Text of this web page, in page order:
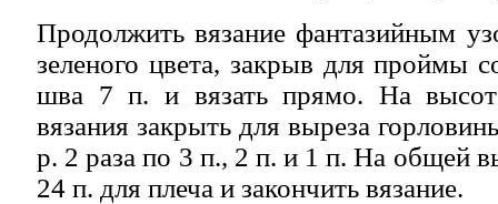
Продолжить вязание фантазийным
зеленого цвета, закрыв для проймы
шва 7 п. и вязать прямо. На
вязания закрыть для выреза
р. 2 раза по 3 п., 2 п. и 1 п. На общей
24 п. для плеча и закончить вязание.